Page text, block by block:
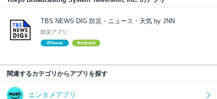
TBS NEWS DIG 防災・ニュース・天気 by JNN
防災アプリ
iPhone Android
関連するカテゴリからアプリを探す
エンタメアプリ